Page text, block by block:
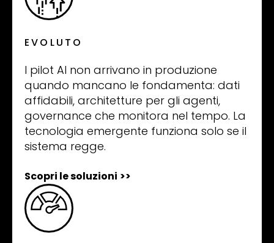
EVOLUTO
I pilot AI non arrivano in produzione
quando mancano le fondamenta: dati
affidabili, architetture per gli agenti,
governance che monitora nel tempo. La
tecnologia emergente funziona solo se il
sistema regge.
Scopri le soluzioni >>